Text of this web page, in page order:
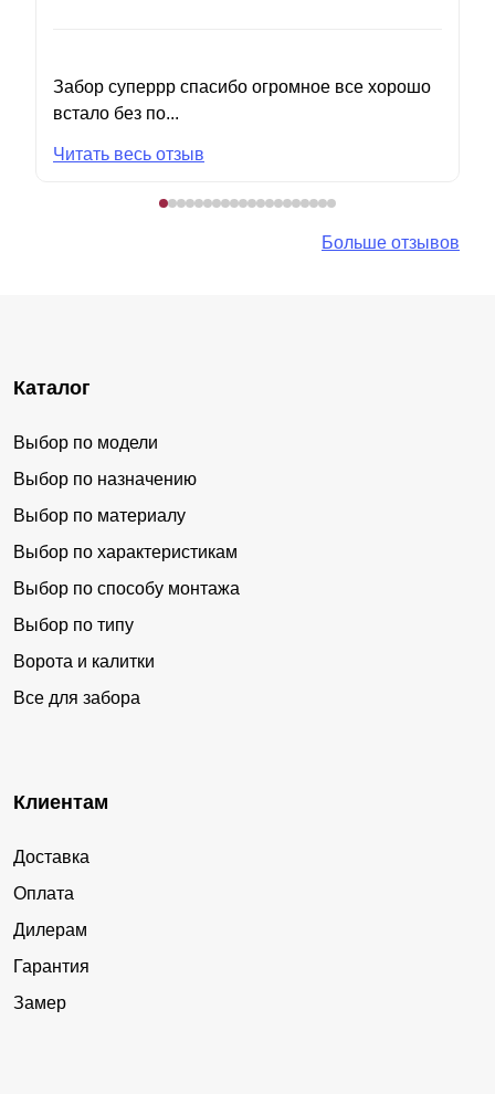
Забор суперрр спасибо огромное все хорошо
встало без по...
Читать весь отзыв
Больше отзывов
Каталог
Выбор по модели
Выбор по назначению
Выбор по материалу
Выбор по характеристикам
Выбор по способу монтажа
Выбор по типу
Ворота и калитки
Все для забора
Клиентам
Доставка
Оплата
Дилерам
Гарантия
Замер